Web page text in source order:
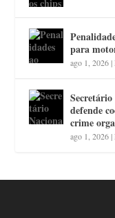
para
ago 1, 2026|
defende
crime
ago 1, 2026|